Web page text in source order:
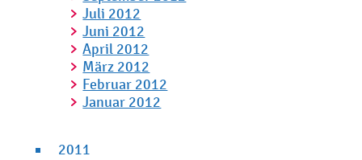
Juli 2012
Juni 2012
April 2012
März 2012
Februar 2012
Januar 2012
2011